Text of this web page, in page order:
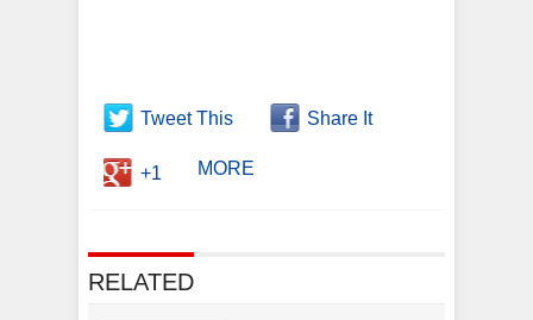
Tweet This Share It
+1 MORE
RELATED